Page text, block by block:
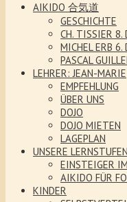
AIKIDO 合気道
GESCHICHTE
CH. TISSIER 8.
MICHEL ERB 6.
PASCAL
LEHRER: JEAN-MARIE
EMPFEHLUNG
ÜBER UNS
DOJO
DOJO MIETEN
LAGEPLAN
UNSERE LERNSTUFEN
EINSTEIGER
AIKIDO FÜR
KINDER